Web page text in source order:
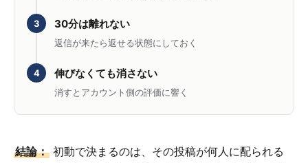
3 30分は離れない
返信が来たら返せる状態にしておく
4 伸びなくても消さない
消すとアカウント側の評価に響く
結論： 初動で決まるのは、その投稿が何人に配られる